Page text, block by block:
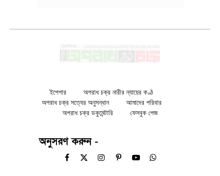
ইপেপার
অপরাধ চক্র নারীর ন্যায়ের কণ্ঠ
অপরাধ চক্র সত্যের অনুসন্ধান
আমাদের পরিবার
অপরাধ চক্র ডকুমেন্টারি
ফেসবুক পেজ
অনুসরণ করুন -
Facebook
X
InstagramPinterestYouTubeWhatsApp